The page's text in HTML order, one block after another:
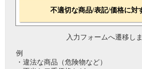
不適切な商品/表記/価格に対
入力フォームへ遷移しま
例
・違法な商品（危険物など）